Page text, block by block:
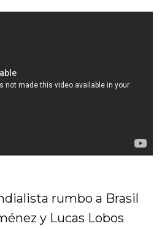
rumbo a Brasil
y Lucas Lobos